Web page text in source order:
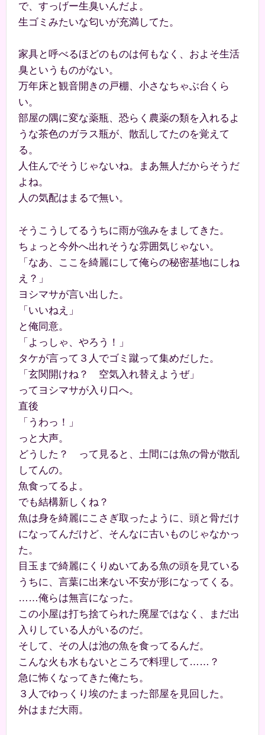
で、すっげー生臭いんだよ。
生ゴミみたいな匂いが充満してた。
家具と呼べるほどのものは何もなく、およそ生活
臭というものがない。
万年床と観音開きの戸棚、小さなちゃぶ台くら
い。
部屋の隅に変な薬瓶、恐らく農薬の類を入れるよ
うな茶色のガラス瓶が、散乱してたのを覚えて
る。
人住んでそうじゃないね。まあ無人だからそうだ
よね。
人の気配はまるで無い。
そうこうしてるうちに雨が強みをましてきた。
ちょっと今外へ出れそうな雰囲気じゃない。
「なあ、ここを綺麗にして俺らの秘密基地にしね
え？」
ヨシマサが言い出した。
「いいねえ」
と俺同意。
「よっしゃ、やろう！」
タケが言って３人でゴミ蹴って集めだした。
「玄関開けね？ 空気入れ替えようぜ」
ってヨシマサが入り口へ。
直後
「うわっ！」
っと大声。
どうした？ って見ると、土間には魚の骨が散乱
してんの。
魚食ってるよ。
でも結構新しくね？
魚は身を綺麗にこさぎ取ったように、頭と骨だけ
になってんだけど、そんなに古いものじゃなかっ
た。
目玉まで綺麗にくりぬいてある魚の頭を見ている
うちに、言葉に出来ない不安が形になってくる。
……俺らは無言になった。
この小屋は打ち捨てられた廃屋ではなく、まだ出
入りしている人がいるのだ。
そして、その人は池の魚を食ってるんだ。
こんな火も水もないところで料理して……？
急に怖くなってきた俺たち。
３人でゆっくり埃のたまった部屋を見回した。
外はまだ大雨。